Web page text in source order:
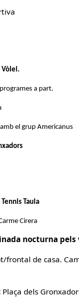
Vòlei.
a part.
amb el grup Americanus
Taula
Cirera
nocturna
frontal de casa.
Plaça dels